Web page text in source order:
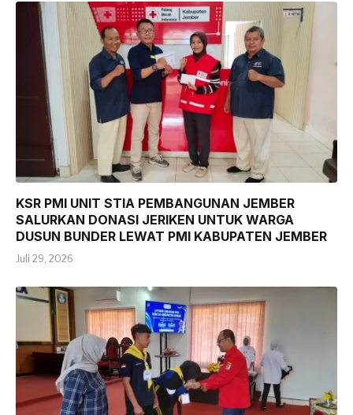
KSR PMI UNIT STIA PEMBANGUNAN JEMBER
SALURKAN DONASI JERIKEN UNTUK WARGA
DUSUN BUNDER LEWAT PMI KABUPATEN JEMBER
Juli 29, 2026